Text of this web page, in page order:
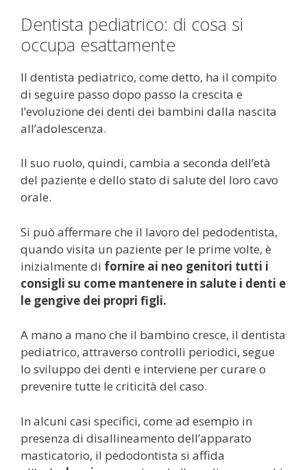
Dentista pediatrico: di cosa si
occupa esattamente
Il dentista pediatrico, come detto, ha il compito
di seguire passo dopo passo la crescita e
l’evoluzione dei denti dei bambini dalla nascita
all’adolescenza.
Il suo ruolo, quindi, cambia a seconda dell’età
del paziente e dello stato di salute del loro cavo
orale.
Si può affermare che il lavoro del pedodentista,
quando visita un paziente per le prime volte, è
inizialmente di fornire ai neo genitori tutti i
consigli su come mantenere in salute i denti e
le gengive dei propri figli.
A mano a mano che il bambino cresce, il dentista
pediatrico, attraverso controlli periodici, segue
lo sviluppo dei denti e interviene per curare o
prevenire tutte le criticità del caso.
In alcuni casi specifici, come ad esempio in
presenza di disallineamento dell’apparato
masticatorio, il pedodontista si affida